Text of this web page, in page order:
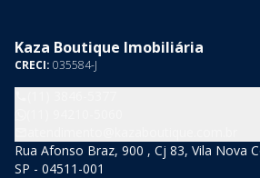
Kaza Boutique Imobiliária
CRECI: 035584-J
Rua Afonso Braz, 900 , Cj 83, Vila Nova
SP - 04511-001